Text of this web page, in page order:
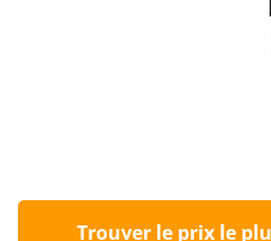
Trouver le prix le